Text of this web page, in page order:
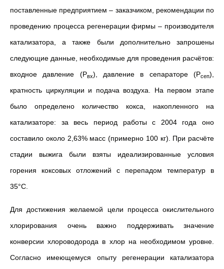
поставленные предприятием – заказчиком, рекомендации по
проведению процесса регенерации фирмы – производителя
катализатора, а также были дополнительно запрошены
следующие данные, необходимые для проведения расчётов:
входное давление (Рвх), давление в сепараторе (Рсеп),
кратность циркуляции и подача воздуха. На первом этапе
было определено количество кокса, накопленного на
катализаторе: за весь период работы с 2004 года оно
составило около 2,63% масс (примерно 100 кг). При расчёте
стадии выжига были взяты идеализированные условия
горения коксовых отложений с перепадом температур в
35°С.
Для достижения желаемой цели процесса окислительного
хлорирования очень важно поддерживать значение
конверсии хлороводорода в хлор на необходимом уровне.
Согласно имеющемуся опыту регенерации катализатора